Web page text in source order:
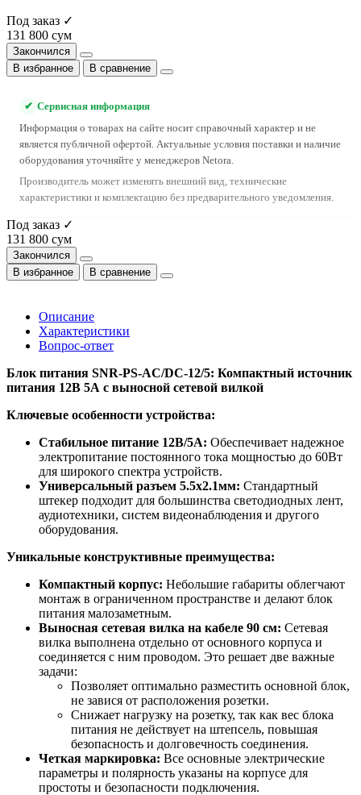
Под заказ ✓
131 800 сум
Закончился
В избранное
В сравнение
✔ Сервисная информация
Информация о товарах на сайте носит справочный характер и не
является публичной офертой. Актуальные условия поставки и наличие
оборудования уточняйте у менеджеров Netora.
Производитель может изменять внешний вид, технические
характеристики и комплектацию без предварительного уведомления.
Под заказ ✓
131 800 сум
Закончился
В избранное
В сравнение
Описание
Характеристики
Вопрос-ответ
Блок питания SNR-PS-AC/DC-12/5: Компактный источник
питания 12В 5А с выносной сетевой вилкой
Ключевые особенности устройства:
Стабильное питание 12В/5А: Обеспечивает надежное
электропитание постоянного тока мощностью до 60Вт
для широкого спектра устройств.
Универсальный разъем 5.5x2.1мм: Стандартный
штекер подходит для большинства светодиодных лент,
аудиотехники, систем видеонаблюдения и другого
оборудования.
Уникальные конструктивные преимущества:
Компактный корпус: Небольшие габариты облегчают
монтаж в ограниченном пространстве и делают блок
питания малозаметным.
Выносная сетевая вилка на кабеле 90 см: Сетевая
вилка выполнена отдельно от основного корпуса и
соединяется с ним проводом. Это решает две важные
задачи:
Позволяет оптимально разместить основной блок,
не завися от расположения розетки.
Снижает нагрузку на розетку, так как вес блока
питания не действует на штепсель, повышая
безопасность и долговечность соединения.
Четкая маркировка: Все основные электрические
параметры и полярность указаны на корпусе для
простоты и безопасности подключения.